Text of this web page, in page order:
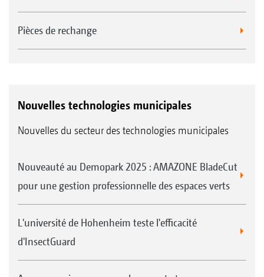
Pièces de rechange
Nouvelles technologies municipales
Nouvelles du secteur des technologies municipales
Nouveauté au Demopark 2025 : AMAZONE BladeCut
pour une gestion professionnelle des espaces verts
L'université de Hohenheim teste l'efficacité
d'InsectGuard